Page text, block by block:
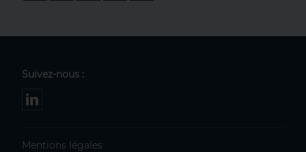
Mentions légales
Suivez-nous :